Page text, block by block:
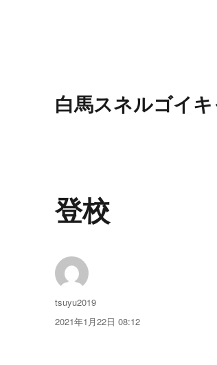
白馬スネルゴイ
登校
投
稿
tsuyu2019
投
2021年1月22日 08:12